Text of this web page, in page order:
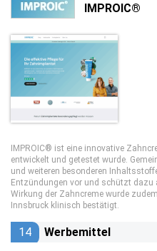
IMPROIC®
IMPROIC® ist eine innovative
entwickelt und getestet wurde.
und weiteren besonderen
Entzündungen vor und schützt
Wirkung der Zahncreme wurde
Innsbruck klinisch bestätigt.
14 Werbemittel